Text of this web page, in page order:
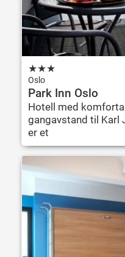
★★★
Oslo
Park Inn Oslo
Hotell med
gangavstand til Karl
er et